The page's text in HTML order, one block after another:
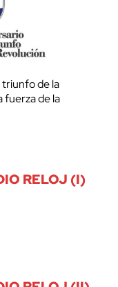
de la
fuerza de la
RELOJ (I)